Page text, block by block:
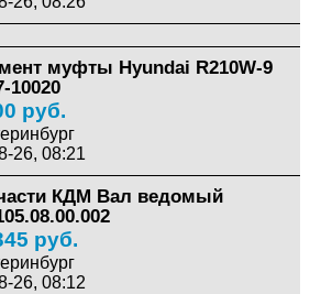
муфты Hyundai R210W-9
10020
руб.
26, 08:21
КДМ Вал ведомый
руб.
26, 08:12